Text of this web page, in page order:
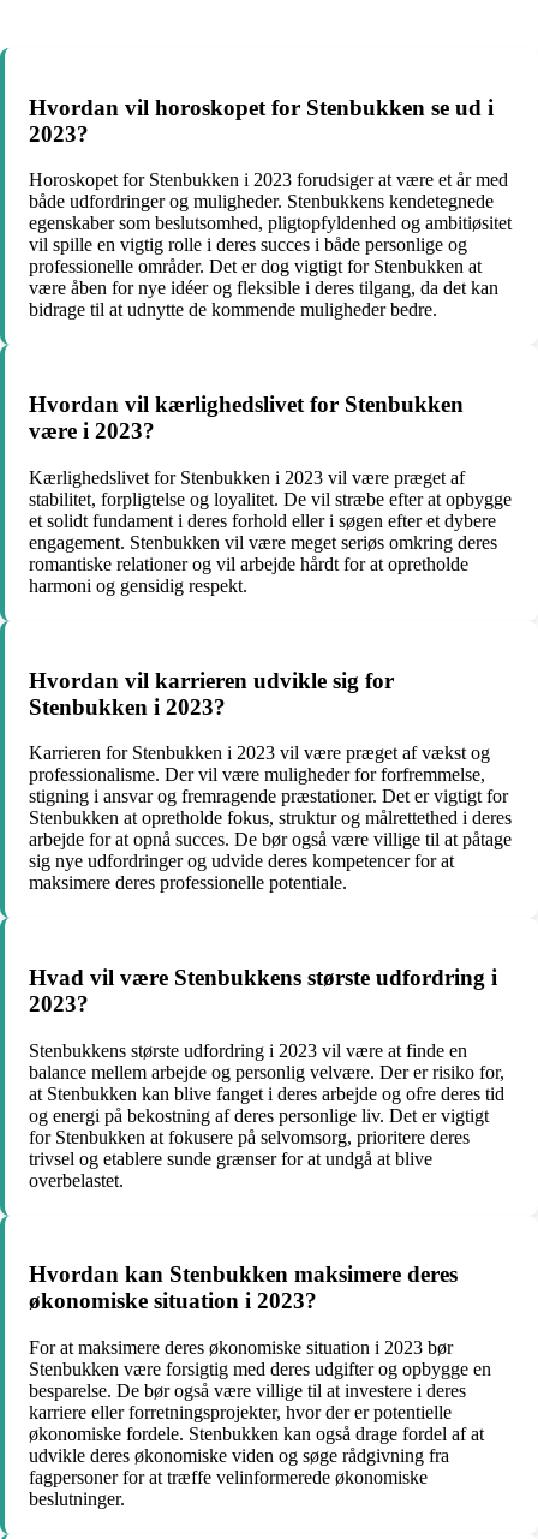
Hvordan vil horoskopet for Stenbukken se ud i
2023?
Horoskopet for Stenbukken i 2023 forudsiger at være et år med
både udfordringer og muligheder. Stenbukkens kendetegnede
egenskaber som beslutsomhed, pligtopfyldenhed og ambitiøsitet
vil spille en vigtig rolle i deres succes i både personlige og
professionelle områder. Det er dog vigtigt for Stenbukken at
være åben for nye idéer og fleksible i deres tilgang, da det kan
bidrage til at udnytte de kommende muligheder bedre.
Hvordan vil kærlighedslivet for Stenbukken
være i 2023?
Kærlighedslivet for Stenbukken i 2023 vil være præget af
stabilitet, forpligtelse og loyalitet. De vil stræbe efter at opbygge
et solidt fundament i deres forhold eller i søgen efter et dybere
engagement. Stenbukken vil være meget seriøs omkring deres
romantiske relationer og vil arbejde hårdt for at opretholde
harmoni og gensidig respekt.
Hvordan vil karrieren udvikle sig for
Stenbukken i 2023?
Karrieren for Stenbukken i 2023 vil være præget af vækst og
professionalisme. Der vil være muligheder for forfremmelse,
stigning i ansvar og fremragende præstationer. Det er vigtigt for
Stenbukken at opretholde fokus, struktur og målrettethed i deres
arbejde for at opnå succes. De bør også være villige til at påtage
sig nye udfordringer og udvide deres kompetencer for at
maksimere deres professionelle potentiale.
Hvad vil være Stenbukkens største udfordring i
2023?
Stenbukkens største udfordring i 2023 vil være at finde en
balance mellem arbejde og personlig velvære. Der er risiko for,
at Stenbukken kan blive fanget i deres arbejde og ofre deres tid
og energi på bekostning af deres personlige liv. Det er vigtigt
for Stenbukken at fokusere på selvomsorg, prioritere deres
trivsel og etablere sunde grænser for at undgå at blive
overbelastet.
Hvordan kan Stenbukken maksimere deres
økonomiske situation i 2023?
For at maksimere deres økonomiske situation i 2023 bør
Stenbukken være forsigtig med deres udgifter og opbygge en
besparelse. De bør også være villige til at investere i deres
karriere eller forretningsprojekter, hvor der er potentielle
økonomiske fordele. Stenbukken kan også drage fordel af at
udvikle deres økonomiske viden og søge rådgivning fra
fagpersoner for at træffe velinformerede økonomiske
beslutninger.